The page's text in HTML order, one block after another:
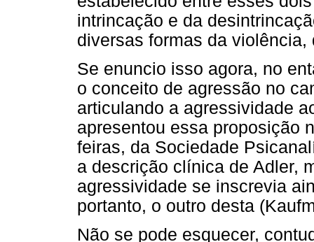
intrincação e da
diversas formas da
Se enuncio isso agora, no
o conceito de agressão no
articulando a agressividade
apresentou essa proposição
feiras, da Sociedade
a descrição clínica de Adler,
agressividade se inscrevia
portanto, o outro desta
Não se pode esquecer,